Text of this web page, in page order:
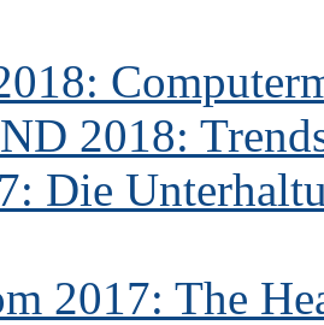
2018:
Die
2017: The